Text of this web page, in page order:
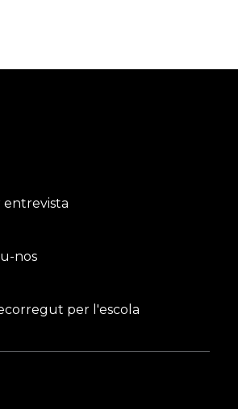
entrevista
nos
per l'escola